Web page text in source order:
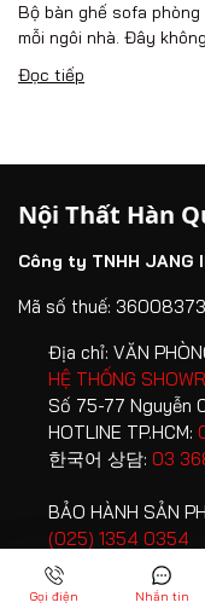
Bộ bàn ghế sofa
mỗi ngôi nhà. Đây
Đọc tiếp
Nội Thất Hàn
Công ty TNHH JANG
Mã số thuế:
Địa chỉ: VĂN
HỆ THỐNG
Số 75-77 Nguyễn
HOTLINE TP.HCM:
한국어 상담: 03
BẢO HÀNH SẢN
(025) 1354 0354
Số điện thoại:
Gọi điện Nhắn tin